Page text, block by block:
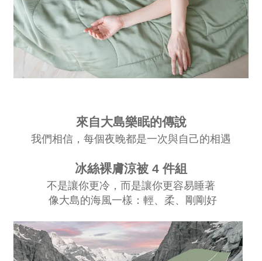
來自大島樂眠的傳說
我們相信，每個夜晚都是一次與自己的相遇
冰絲裸膚涼被 4 件組
不是讓你更冷，而是讓你更容易睡著
像大島的海風一樣：輕、柔、剛剛好